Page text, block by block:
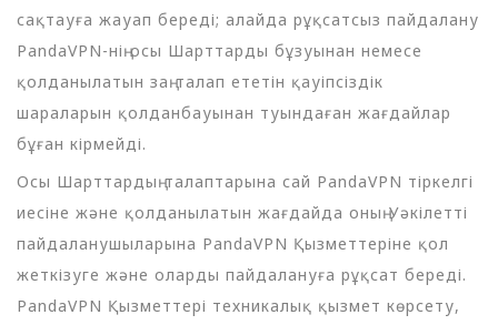
сақтауға жауап береді; алайда рұқсатсыз пайдалану
PandaVPN-нің осы Шарттарды бұзуынан немесе
қолданылатын заң талап ететін қауіпсіздік
шараларын қолданбауынан туындаған жағдайлар
бұған кірмейді.
Осы Шарттардың талаптарына сай PandaVPN тіркелгі
иесіне және қолданылатын жағдайда оның Уәкілетті
пайдаланушыларына PandaVPN Қызметтеріне қол
жеткізуге және оларды пайдалануға рұқсат береді.
PandaVPN Қызметтері техникалық қызмет көрсету,